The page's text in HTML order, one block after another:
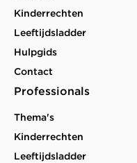
Kinderrechten
Leeftijdsladder
Hulpgids
Contact
Professionals
Thema's
Kinderrechten
Leeftijdsladder